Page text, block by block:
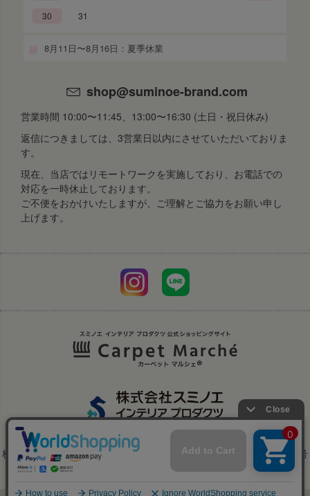
30
31
8月11日〜8月16日：夏季休業
shop@suminoe-brand.com
営業時間 10:00〜11:45、13:00〜16:30 (土日・祝日休み)
返信につきましては、3営業日以内にさせていただいておりま
す。
現在、当店ではリモートワークを実施しており、お電話での
対応を一時休止しております。
ご不便をおかけいたしますが、ご理解とご協力をお願い申し
上げます。
株式会社スミノエは、株式会社スミノエ インテリア プロダクツへ商号
変更いたしました。